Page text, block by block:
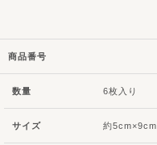
数量 6枚入り
サイズ 約5cm×9cm
商品番号